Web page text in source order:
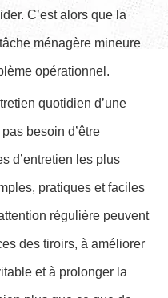
C’est alors que la
ménagère mineure
opérationnel.
quotidien d’une
besoin d’être
d’entretien les plus
pratiques et faciles
régulière peuvent
des tiroirs, à améliorer
et à prolonger la